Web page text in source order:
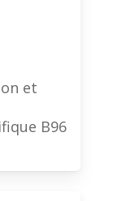
et
B96